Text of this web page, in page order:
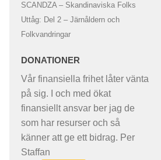
SCANDZA – Skandinaviska Folks
Uttåg: Del 2 – Järnåldern och
Folkvandringar
DONATIONER
Vår finansiella frihet låter vänta
på sig. I och med ökat
finansiellt ansvar ber jag de
som har resurser och så
känner att ge ett bidrag. Per
Staffan